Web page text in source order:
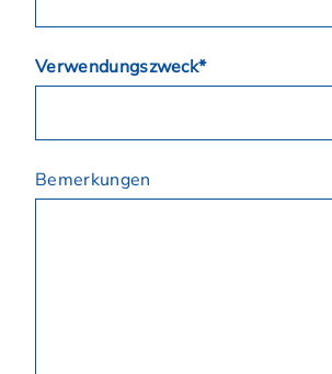
Verwendungszweck*
Bemerkungen